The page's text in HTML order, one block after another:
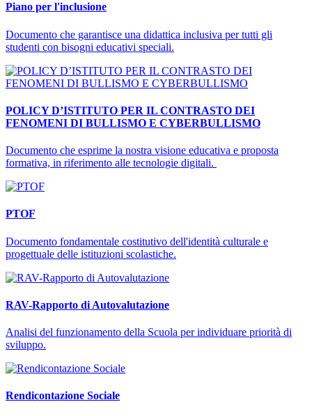
Piano per l'inclusione
Documento che garantisce una didattica inclusiva per tutti gli
studenti con bisogni educativi speciali.
POLICY D’ISTITUTO PER IL CONTRASTO DEI
FENOMENI DI BULLISMO E CYBERBULLISMO
Documento che esprime la nostra visione educativa e proposta
formativa, in riferimento alle tecnologie digitali.
PTOF
Documento fondamentale costitutivo dell'identità culturale e
progettuale delle istituzioni scolastiche.
RAV-Rapporto di Autovalutazione
Analisi del funzionamento della Scuola per individuare priorità di
sviluppo.
Rendicontazione Sociale